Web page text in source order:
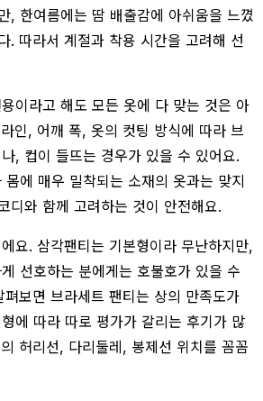
, 한여름에는 땀 배출감에 아쉬움을 느꼈
. 따라서 계절과 착용 시간을 고려해 선
이라고 해도 모든 옷에 다 맞는 것은 아
인, 어깨 폭, 옷의 컷팅 방식에 따라 브
, 컵이 들뜨는 경우가 있을 수 있어요.
에 매우 밀착되는 소재의 옷과는 맞지
디와 함께 고려하는 것이 안전해요.
요. 삼각팬티는 기본형이라 무난하지만,
선호하는 분에게는 호불호가 있을 수
보면 브라세트 팬티는 상의 만족도가
에 따라 따로 평가가 갈리는 후기가 많
허리선, 다리둘레, 봉제선 위치를 꼼꼼